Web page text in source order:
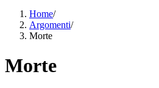
Home/
Argomenti/
Morte
Morte